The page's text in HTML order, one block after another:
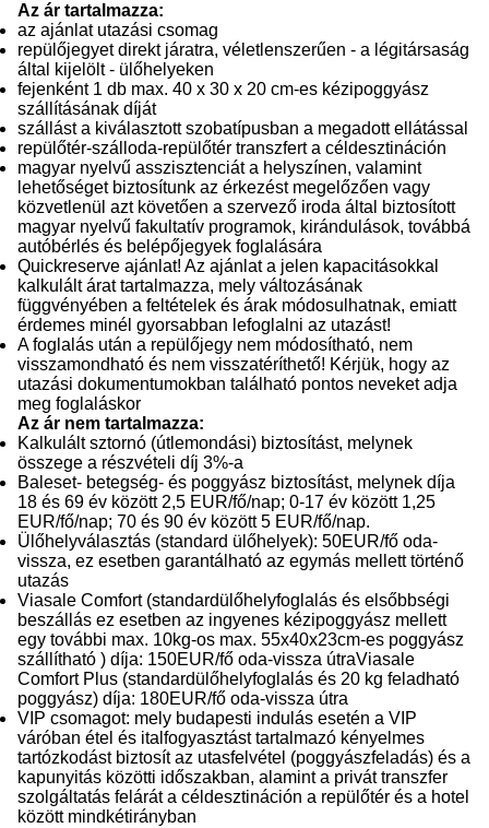
Az ár tartalmazza:
az ajánlat utazási csomag
repülőjegyet direkt járatra, véletlenszerűen - a légitársaság
által kijelölt - ülőhelyeken
fejenként 1 db max. 40 x 30 x 20 cm-es kézipoggyász
szállításának díját
szállást a kiválasztott szobatípusban a megadott ellátással
repülőtér-szálloda-repülőtér transzfert a céldesztináción
magyar nyelvű asszisztenciát a helyszínen, valamint
lehetőséget biztosítunk az érkezést megelőzően vagy
közvetlenül azt követően a szervező iroda által biztosított
magyar nyelvű fakultatív programok, kirándulások, továbbá
autóbérlés és belépőjegyek foglalására
Quickreserve ajánlat! Az ajánlat a jelen kapacitásokkal
kalkulált árat tartalmazza, mely változásának
függvényében a feltételek és árak módosulhatnak, emiatt
érdemes minél gyorsabban lefoglalni az utazást!
A foglalás után a repülőjegy nem módosítható, nem
visszamondható és nem visszatéríthető! Kérjük, hogy az
utazási dokumentumokban található pontos neveket adja
meg foglaláskor
Az ár nem tartalmazza:
Kalkulált sztornó (útlemondási) biztosítást, melynek
összege a részvételi díj 3%-a
Baleset- betegség- és poggyász biztosítást, melynek díja
18 és 69 év között 2,5 EUR/fő/nap; 0-17 év között 1,25
EUR/fő/nap; 70 és 90 év között 5 EUR/fő/nap.
Ülőhelyválasztás (standard ülőhelyek): 50EUR/fő oda-
vissza, ez esetben garantálható az egymás mellett történő
utazás
Viasale Comfort (standardülőhelyfoglalás és elsőbbségi
beszállás ez esetben az ingyenes kézipoggyász mellett
egy további max. 10kg-os max. 55x40x23cm-es poggyász
szállítható ) díja: 150EUR/fő oda-vissza útraViasale
Comfort Plus (standardülőhelyfoglalás és 20 kg feladható
poggyász) díja: 180EUR/fő oda-vissza útra
VIP csomagot: mely budapesti indulás esetén a VIP
váróban étel és italfogyasztást tartalmazó kényelmes
tartózkodást biztosít az utasfelvétel (poggyászfeladás) és a
kapunyitás közötti időszakban, alamint a privát transzfer
szolgáltatás felárát a céldesztináción a repülőtér és a hotel
között mindkétirányban